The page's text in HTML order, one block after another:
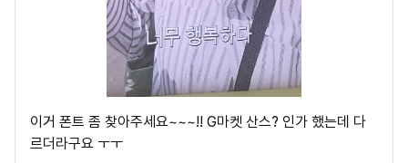
이거 폰트 좀 찾아주세요~~~!! G마켓 산스? 인가 했는데 다
르더라구요 ㅜㅜ